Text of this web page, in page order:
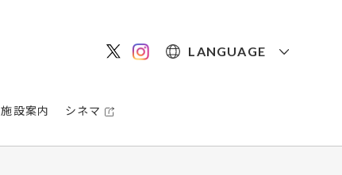
LANGUAGE
施設案内 シネマ